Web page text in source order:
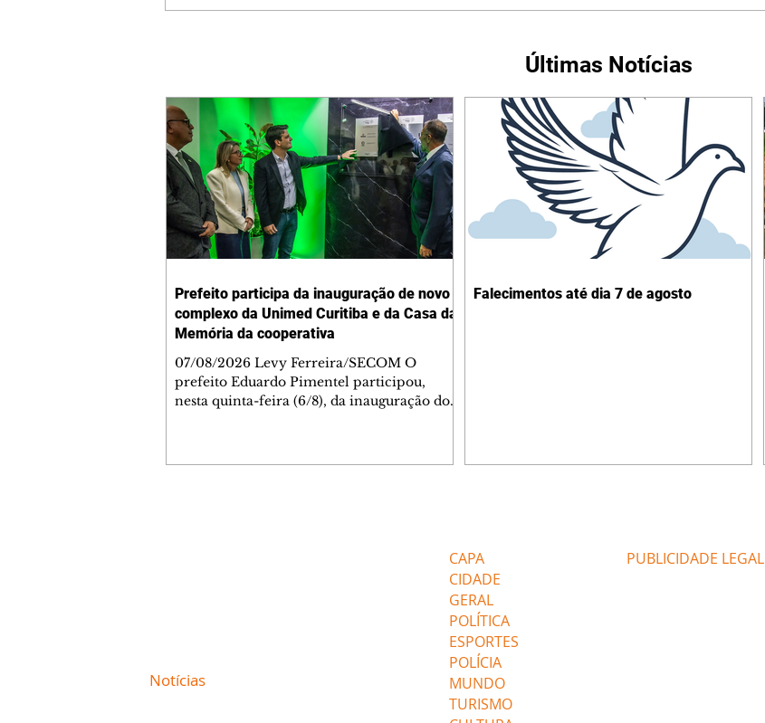
Últimas Notícias
Prefeito participa da inauguração de novo
complexo da Unimed Curitiba e da Casa da
Memória da cooperativa
07/08/2026 Levy Ferreira/SECOM O
prefeito Eduardo Pimentel participou,
nesta quinta-feira (6/8), da inauguração do
Falecimentos até dia 7 de agosto
Notícias
CAPA
CIDADE
GERAL
POLÍTICA
ESPORTES
POLÍCIA
MUNDO
TURISMO
PUBLICIDADE LEGAL